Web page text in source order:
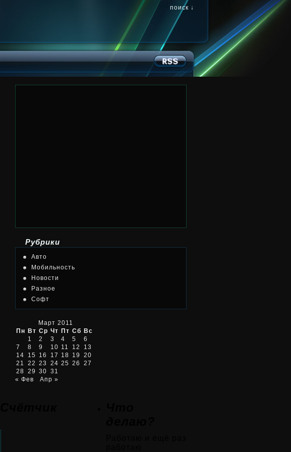
поиск ↓
Рубрики
Авто
Мобильность
Новости
Разное
Софт
Март 2011
Пн Вт Ср Чт Пт Сб Вс
1
2 3 4 5
6
7
8 9 10 11 12
13
14
15 16 17 18 19
20
21
22 23 24 25 26
27
28 29 30 31
« Фев
Апр »